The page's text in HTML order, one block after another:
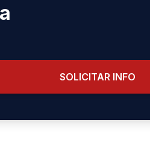
SOLICITAR INFO